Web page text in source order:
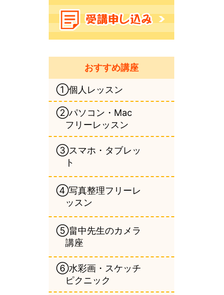
おすすめ講座
①個人レッスン
②パソコン・Mac
フリーレッスン
③スマホ・タブレッ
ト
④写真整理フリーレ
ッスン
⑤畠中先生のカメラ
講座
⑥水彩画・スケッチ
ピクニック